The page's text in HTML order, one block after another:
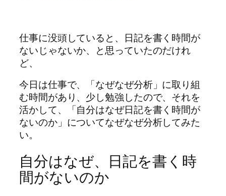
仕事に没頭していると、日記を書く時間が
ないじゃないか、と思っていたのだけれ
ど、
今日は仕事で、「なぜなぜ分析」に取り組
む時間があり、少し勉強したので、それを
活かして、「自分はなぜ日記を書く時間が
ないのか」についてなぜなぜ分析してみた
い。
自分はなぜ、日記を書く時
間がないのか